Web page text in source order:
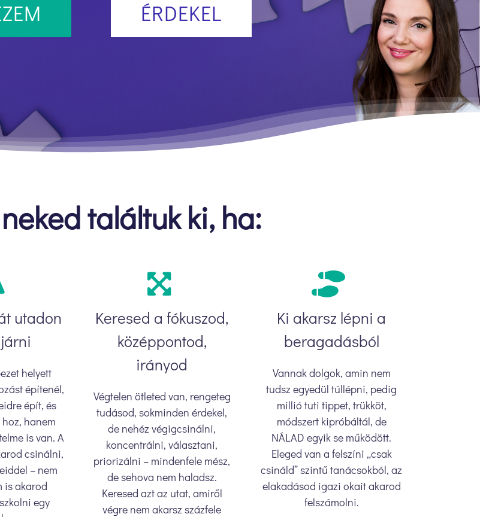
ÉRDEKEL
találtuk ki, ha:
utadon
helyett
építenél,
épít, és
hanem
is van. A
csinálni,
– nem
is akarod
egy
Keresed a fókuszod,
középpontod,
irányod
Végtelen ötleted van, rengeteg
tudásod, sokminden érdekel,
de nehéz végigcsinálni,
koncentrálni, választani,
priorizálni – mindenfele mész,
de sehova nem haladsz.
Keresed azt az utat, amiről
végre nem akarsz százfele
Ki akarsz lépni a
beragadásból
Vannak dolgok, amin nem
tudsz egyedül túllépni, pedig
millió tuti tippet, trükköt,
módszert kipróbáltál, de
NÁLAD egyik se működött.
Eleged van a felszíni „csak
csináld” szintű tanácsokból, az
elakadásod igazi okait akarod
felszámolni.